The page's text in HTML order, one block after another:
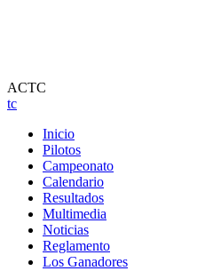
ACTC
tc
Inicio
Pilotos
Campeonato
Calendario
Resultados
Multimedia
Noticias
Reglamento
Los Ganadores